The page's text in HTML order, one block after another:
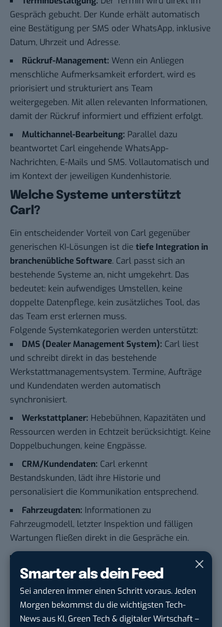
Smarter als dein Feed
Sei anderen immer einen Schritt voraus. Jeden
Morgen bekommst du die wichtigsten Tech-
News aus KI, Green Tech & digitaler Wirtschaft –
Gespräch gebucht. Der Kunde erhält automatisch
eine Bestätigung per SMS oder WhatsApp, inklusive
Datum, Uhrzeit und Adresse.
Rückruf-Management: Wenn ein Anliegen
menschliche Aufmerksamkeit erfordert, wird es
priorisiert und strukturiert ans Team
weitergegeben. Mit allen relevanten Informationen,
damit der Rückruf informiert und effizient erfolgt.
Multichannel-Bearbeitung: Parallel dazu
beantwortet Carl eingehende WhatsApp-
Nachrichten, E-Mails und SMS. Vollautomatisch und
im Kontext der jeweiligen Kundenhistorie.
Welche Systeme unterstützt
Carl?
Ein entscheidender Vorteil von Carl gegenüber
generischen KI-Lösungen ist die tiefe Integration in
branchenübliche Software. Carl passt sich an
bestehende Systeme an, nicht umgekehrt. Das
bedeutet: kein aufwendiges Umstellen, keine
doppelte Datenpflege, kein zusätzliches Tool, das
das Team erst erlernen muss.
Folgende Systemkategorien werden unterstützt:
DMS (Dealer Management System): Carl liest
und schreibt direkt in das bestehende
Werkstattmanagementsystem. Termine, Aufträge
und Kundendaten werden automatisch
synchronisiert.
Werkstattplaner: Hebebühnen, Kapazitäten und
Ressourcen werden in Echtzeit berücksichtigt. Keine
Doppelbuchungen, keine Engpässe.
CRM/Kundendaten: Carl erkennt
Bestandskunden, lädt ihre Historie und
personalisiert die Kommunikation entsprechend.
Fahrzeugdaten: Informationen zu
Fahrzeugmodell, letzter Inspektion und fälligen
Wartungen fließen direkt in die Gespräche ein.
Ersatzteilen oder Reparaturen kann Carl auf
So startest du mit Carl in deiner
Werkstatt